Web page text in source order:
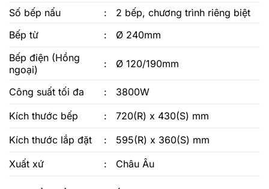
Số bếp nấu
:
2 bếp, chương trình riêng biệt
Bếp từ
:
Ø 240mm
Bếp điện (Hồng
ngoại)
: Ø 120/190mm
Công suất tối đa :
3800W
Kích thước bếp
:
720(R) x 430(S) mm
Kích thước lắp đặt
:
595(R) x 360(S) mm
Xuất xứ
: Châu Âu